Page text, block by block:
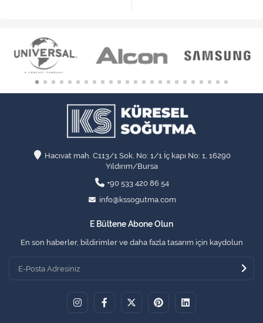
Hacıvat mah. C113/1 Sok. No: 1/1 İç kapı No: 1, 16290
Yıldırım/Bursa
+90 533 420 86 54
info@kssogutma.com
E Bültene Abone Olun
En son haberler, bildirimler ve daha fazla tasarım için kaydolun